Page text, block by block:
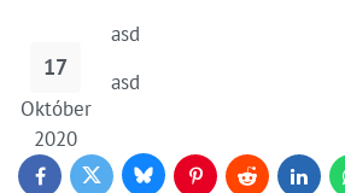
17
Október
2020
asd
asd
FacebookTwitter BlueskyPinterestReddit